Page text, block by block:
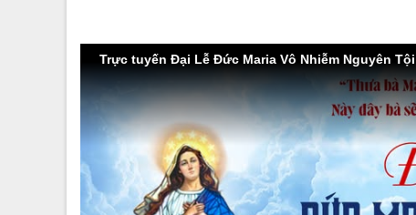
Trực tuyến Đại Lễ Đức Maria Vô Nhiễm Nguyên Tội